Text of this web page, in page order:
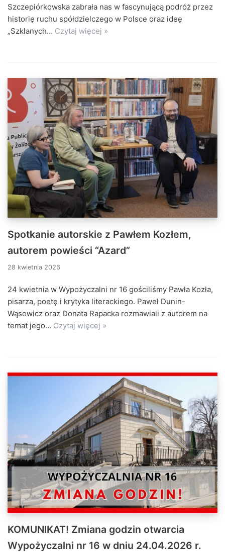
Szczepiórkowska zabrała nas w fascynującą podróż przez
historię ruchu spółdzielczego w Polsce oraz ideę
„Szklanych… Czytaj więcej »
Spotkanie autorskie z Pawłem Kozłem,
autorem powieści “Azard”
28 kwietnia 2026
24 kwietnia w Wypożyczalni nr 16 gościliśmy Pawła Kozła,
pisarza, poetę i krytyka literackiego. Paweł Dunin-
Wąsowicz oraz Donata Rapacka rozmawiali z autorem na
temat jego… Czytaj więcej »
KOMUNIKAT! Zmiana godzin otwarcia
Wypożyczalni nr 16 w dniu 24.04.2026 r.